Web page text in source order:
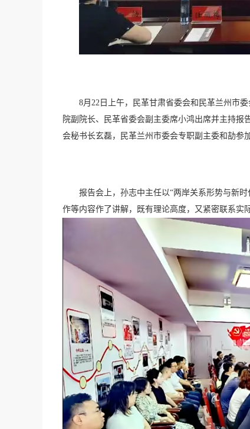
8月22日上午，民革甘肃省委会和民革兰州市
院副院长、民革省委会副主委席小鸿出席并主持
会秘书长玄磊，民革兰州市委会专职副主委和劼参
报告会上，孙志中主任以“两岸关系形势与新
作等内容作了讲解，既有理论高度，又紧密联系实